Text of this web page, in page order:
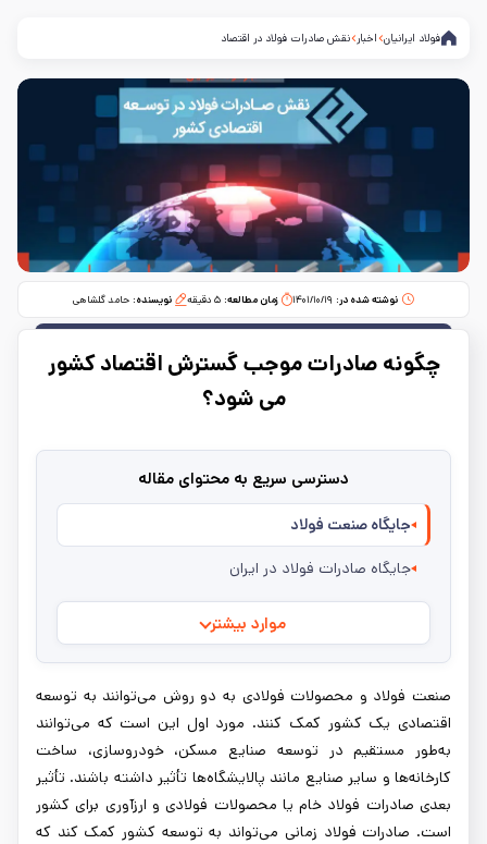
فولاد ایرانیان اخبار نقش صادرات فولاد در اقتصاد
نوشته شده در: ۱۴۰۱/۱۰/۱۹ زمان مطالعه:‌ ۵ دقیقه نویسنده: حامد گلشاهی
چگونه صادرات موجب گسترش اقتصاد کشور
می شود؟
دسترسی سریع به محتوای مقاله
جایگاه صنعت فولاد
جایگاه صادرات فولاد در ایران
موارد بیشتر
صنعت فولاد و محصولات فولادی به دو روش می‌توانند به توسعه
اقتصادی یک کشور کمک کنند. مورد اول این است که می‌توانند
به‌طور مستقیم در توسعه صنایع مسکن، خودروسازی، ساخت
کارخانه‌ها و سایر صنایع مانند پالایشگاه‌ها تأثیر داشته باشند. تأثیر
بعدی صادرات فولاد خام یا محصولات فولادی و ارزآوری برای کشور
است. صادرات فولاد زمانی می‌تواند به توسعه کشور کمک کند که